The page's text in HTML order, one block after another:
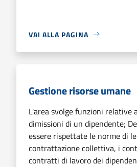
VAI ALLA PAGINA
Gestione risorse umane
L'area svolge funzioni relative
dimissioni di un dipendente;
essere rispettate le norme di
contrattazione collettiva, i
contratti di lavoro dei